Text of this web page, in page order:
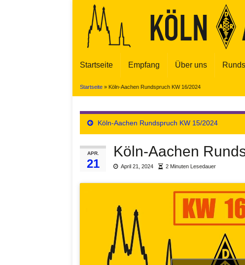
Startseite Empfang Über uns
Startseite » Köln-Aachen Rundspruch KW 16/2024
Köln-Aachen Rundspruch KW 15/2024
APR.
21
Köln-Aachen
April 21, 2024 2 Minuten Lesedauer